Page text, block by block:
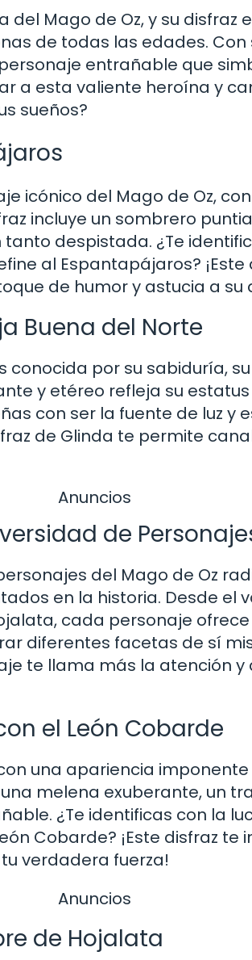
del Mago de Oz, y su disfraz
de todas las edades. Con
entrañable que
a esta valiente heroína y
sueños?
icónico del Mago de Oz,
incluye un sombrero
despistada. ¿Te
al Espantapájaros?
de humor y astucia a su
Buena del Norte
conocida por su sabiduría,
y etéreo refleja su
con ser la fuente de luz y
de Glinda te permite
Anuncios
de
del Mago de Oz
en la historia. Desde el
cada personaje
diferentes facetas de sí
te llama más la atención
el León Cobarde
una apariencia
melena exuberante, un
¿Te identificas con la
Cobarde? ¡Este disfraz
verdadera fuerza!
Anuncios
de Hojalata